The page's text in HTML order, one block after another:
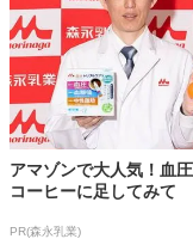
アマゾンで大人気！血
コーヒーに足してみて
PR(森永乳業)